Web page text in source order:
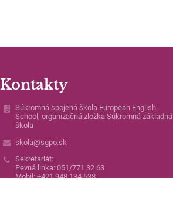
Kontakty
Súkromná spojená škola European English
School, organizačná zložka Súkromná základná
škola
skola@sgpo.sk
Sekretariát:
Pevná linka: 051/771 32 63
Mobil: +421 948 134 538